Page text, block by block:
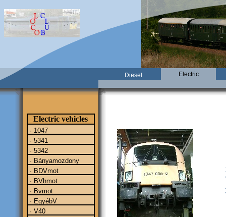
Diesel Electric
Electric vehicles
· 1047
· 5341
· 5342
· Bányamozdony
· BDVmot
· BVhmot
· Bvmot
· EgyébV
· V40